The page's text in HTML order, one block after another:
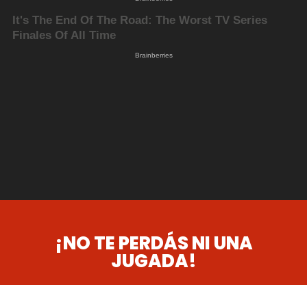
¡NO TE PERDÁS NI UNA
JUGADA!